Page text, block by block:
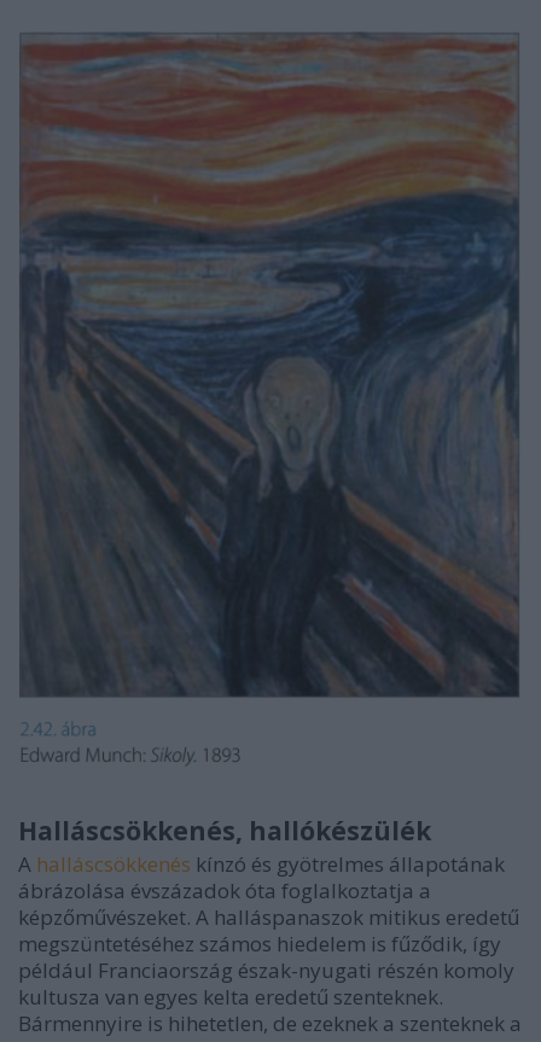
Halláscsökkenés, hallókészülék
A halláscsökkenés kínzó és gyötrelmes állapotának
ábrázolása évszázadok óta foglalkoztatja a
képzőművészeket. A halláspanaszok mitikus eredetű
megszüntetéséhez számos hiedelem is fűződik, így
például Franciaország észak-nyugati részén komoly
kultusza van egyes kelta eredetű szenteknek.
Bármennyire is hihetetlen, de ezeknek a szenteknek a